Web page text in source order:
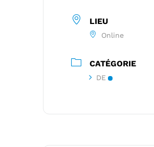
LIEU
Online
CATÉGORIE
DE